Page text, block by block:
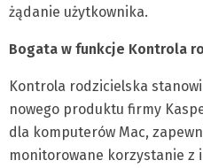
żądanie użytkownika.
Bogata w funkcje Kontrola
Kontrola rodzicielska
nowego produktu firmy
dla komputerów Mac,
monitorowane korzystanie z